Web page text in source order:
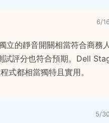
6/
的靜音開關相當符合商務人
評分也符合預期。Dell
式都相當獨特且實用。
5/